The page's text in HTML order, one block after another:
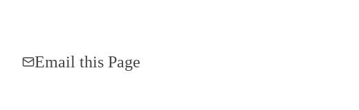
Email this Page